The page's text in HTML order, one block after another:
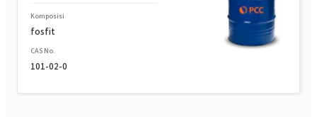
Komposisi
fosfit
CAS No.
101-02-0